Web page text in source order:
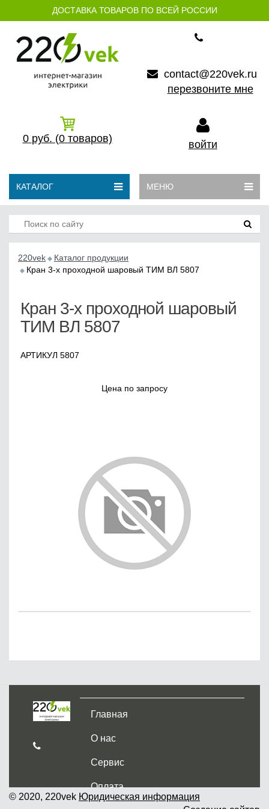
ДОСТАВКА ТОВАРОВ ПО ВСЕЙ РОССИИ
contact@220vek.ru
перезвоните мне
0 руб. (0 товаров) войти
КАТАЛОГ МЕНЮ
220vek
Каталог продукции
Кран 3-х проходной шаровый ТИМ ВЛ 5807
Кран 3-х проходной шаровый
ТИМ ВЛ 5807
АРТИКУЛ 5807
Цена по запросу
Главная
О нас
Сервис
Оплата
© 2020, 220vek Юридическая информация